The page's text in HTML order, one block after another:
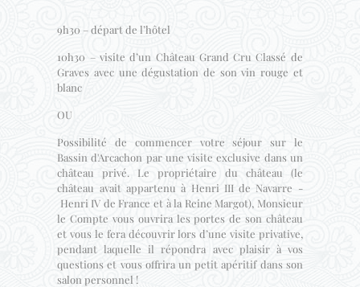
9h30 – départ de l’hôtel
10h30 – visite d’un Château Grand Cru Classé de
Graves avec une dégustation de son vin rouge et
blanc
OU
Possibilité de commencer votre séjour sur le
Bassin d'Arcachon par une visite exclusive dans un
château privé. Le propriétaire du château (le
château avait appartenu à Henri III de Navarre -
Henri IV de France et à la Reine Margot), Monsieur
le Compte vous ouvrira les portes de son château
et vous le fera découvrir lors d’une visite privative,
pendant laquelle il répondra avec plaisir à vos
questions et vous offrira un petit apéritif dans son
salon personnel !